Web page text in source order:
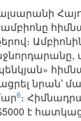
նրան՝
6։
է